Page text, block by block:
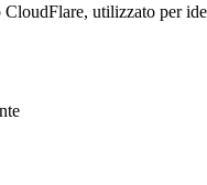
utilizzato per